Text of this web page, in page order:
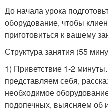
До начала урока
оборудование, чтобы
приготовиться к вашему
Структура занятия (55
1) Приветствие 1-2
представляем себя,
необходимое
подопечных, выясняем об